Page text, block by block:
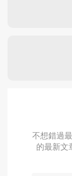
不想錯過
的最新文